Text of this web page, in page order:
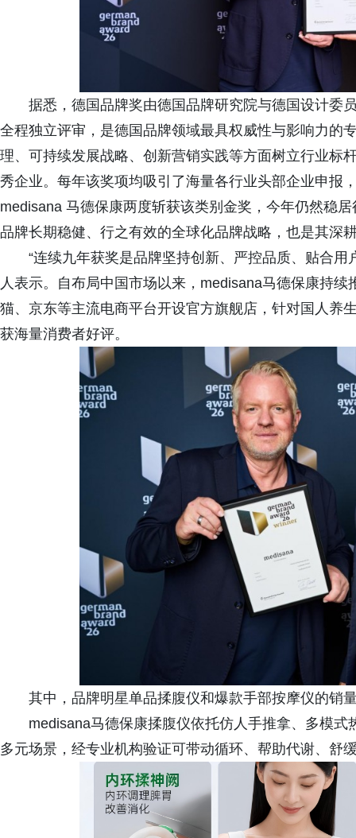
据悉，德国品牌奖由德国品牌研究院与德国设计委
全程独立评审，是德国品牌领域最具权威性与影响力的
理、可持续发展战略、创新营销实践等方面树立行业标
秀企业。每年该奖项均吸引了海量各行业头部企业申报
medisana 马德保康两度斩获该类别金奖，今年仍然稳
品牌长期稳健、行之有效的全球化品牌战略，也是其深
“连续九年获奖是品牌坚持创新、严控品质、贴合
人表示。自布局中国市场以来，medisana马德保康持
猫、京东等主流电商平台开设官方旗舰店，针对国人养
获海量消费者好评。
其中，品牌明星单品揉腹仪和爆款手部按摩仪的销
medisana马德保康揉腹仪依托仿人手推拿、多模
多元场景，经专业机构验证可带动循环、帮助代谢、舒